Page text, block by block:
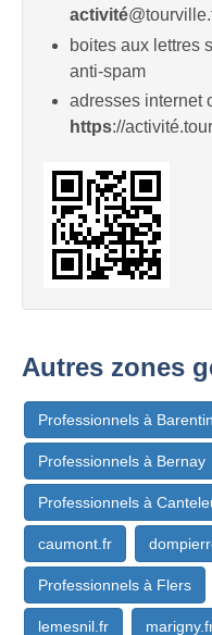
activité
boites aux lettres
anti-spam
adresses internet
https://
Autres zones
Professionnels à Barentin
Professionnels à Bernay
Professionnels à
caumont.fr
Professionnels à Flers
lemesnil.fr